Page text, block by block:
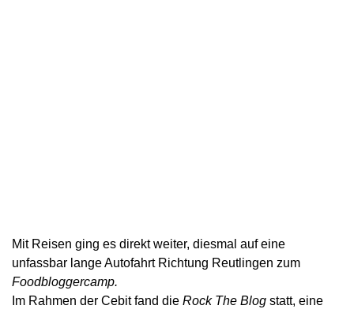
Mit Reisen ging es direkt weiter, diesmal auf eine
unfassbar lange Autofahrt Richtung Reutlingen zum
Foodbloggercamp.
Im Rahmen der Cebit fand die Rock The Blog statt, eine